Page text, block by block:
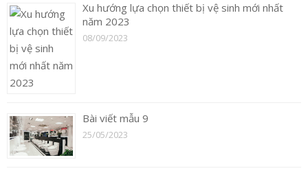
Xu hướng lựa chọn thiết bị vệ sinh mới nhất
năm 2023
08/09/2023
Bài viết mẫu 9
25/05/2023